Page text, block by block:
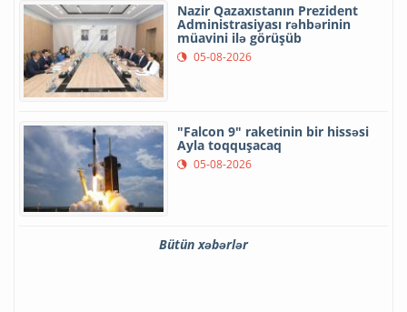
Nazir Qazaxıstanın Prezident
Administrasiyası rəhbərinin
müavini ilə görüşüb
05-08-2026
"Falcon 9" raketinin bir hissəsi
Ayla toqquşacaq
05-08-2026
Bütün xəbərlər